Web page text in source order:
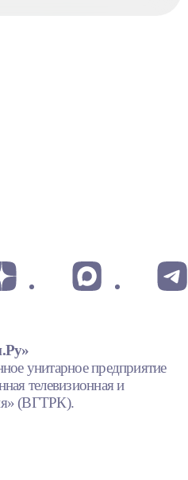
унитарное предприятие
телевизионная и
(ВГТРК).